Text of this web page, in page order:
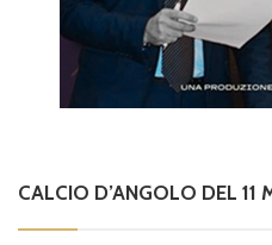
CALCIO D’ANGOLO DEL 11